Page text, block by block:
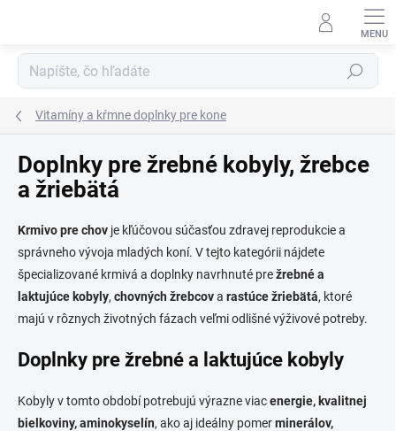
Hľadať
Vitamíny a kŕmne doplnky pre kone
Doplnky pre žrebné kobyly, žrebce
a žriebätá
Krmivo pre chov je kľúčovou súčasťou zdravej reprodukcie a
správneho vývoja mladých koní. V tejto kategórii nájdete
špecializované krmivá a doplnky navrhnuté prežrebné a
laktujúce kobyly, chovných žrebcova rastúce žriebätá, ktoré
majú v rôznych životných fázach veľmi odlišné výživové potreby.
Doplnky pre žrebné a laktujúce kobyly
Kobyly v tomto období potrebujú výrazne viacenergie, kvalitnej
bielkoviny, aminokyselín, ako aj ideálny pomerminerálov,